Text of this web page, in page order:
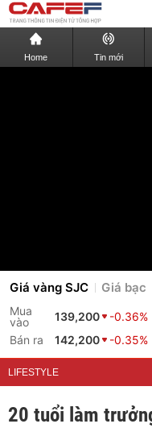
Home Tin mới
Giá vàng SJC Giá bạc
Mua
vào
139,200
-0.36%
Bán ra
142,200 -0.35%
LIFESTYLE
20 tuổi làm